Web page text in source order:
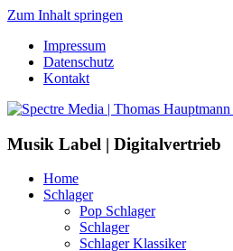
Zum Inhalt springen
Impressum
Datenschutz
Kontakt
Musik Label | Digitalvertrieb
Home
Schlager
Pop Schlager
Schlager
Schlager Klassiker